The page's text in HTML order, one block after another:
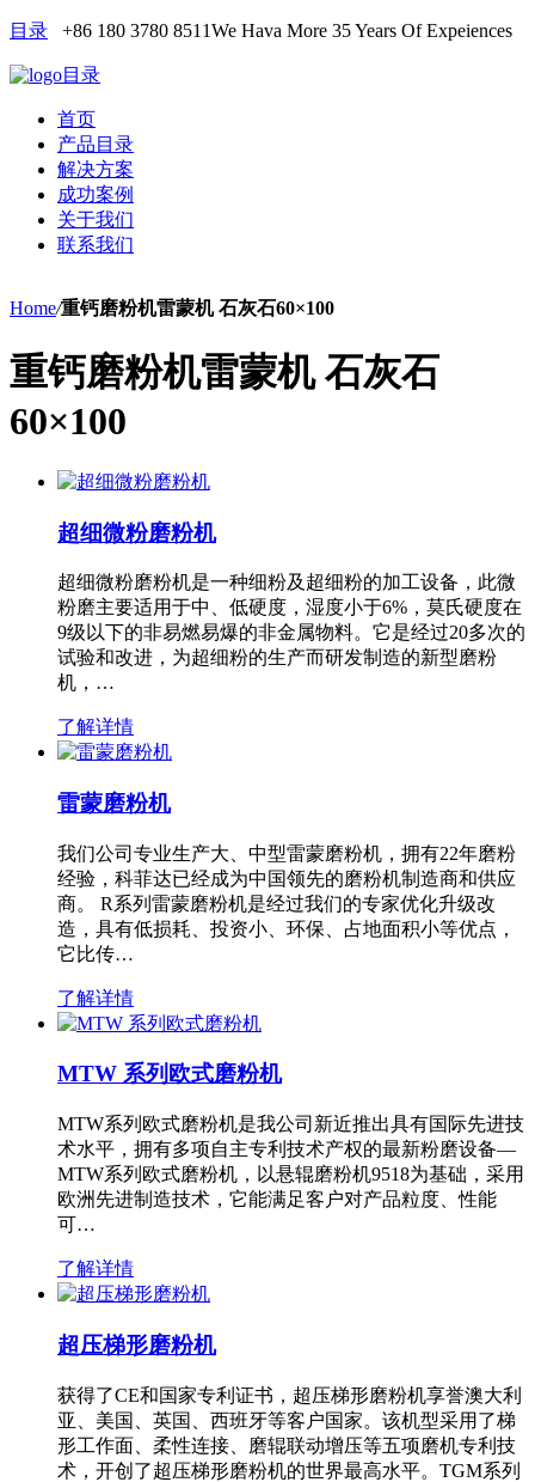
目录 +86 180 3780 8511We Hava More 35 Years Of Expeiences
目录
首页
产品目录
解决方案
成功案例
关于我们
联系我们
Home/重钙磨粉机雷蒙机 石灰石60×100
重钙磨粉机雷蒙机 石灰石
60×100
超细微粉磨粉机
超细微粉磨粉机是一种细粉及超细粉的加工设备，此微
粉磨主要适用于中、低硬度，湿度小于6%，莫氏硬度在
9级以下的非易燃易爆的非金属物料。它是经过20多次的
试验和改进，为超细粉的生产而研发制造的新型磨粉
机，…
了解详情
雷蒙磨粉机
我们公司专业生产大、中型雷蒙磨粉机，拥有22年磨粉
经验，科菲达已经成为中国领先的磨粉机制造商和供应
商。 R系列雷蒙磨粉机是经过我们的专家优化升级改
造，具有低损耗、投资小、环保、占地面积小等优点，
它比传…
了解详情
MTW 系列欧式磨粉机
MTW系列欧式磨粉机是我公司新近推出具有国际先进技
术水平，拥有多项自主专利技术产权的最新粉磨设备—
MTW系列欧式磨粉机，以悬辊磨粉机9518为基础，采用
欧洲先进制造技术，它能满足客户对产品粒度、性能
可…
了解详情
超压梯形磨粉机
获得了CE和国家专利证书，超压梯形磨粉机享誉澳大利
亚、美国、英国、西班牙等客户国家。该机型采用了梯
形工作面、柔性连接、磨辊联动增压等五项磨机专利技
术，开创了超压梯形磨粉机的世界最高水平。TGM系列